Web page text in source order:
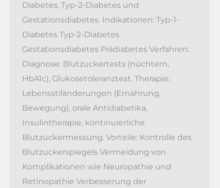
Diabetes, Typ-2-Diabetes und
Gestationsdiabetes. Indikationen: Typ-1-
Diabetes Typ-2-Diabetes
Gestationsdiabetes Prädiabetes Verfahren:
Diagnose: Blutzuckertests (nüchtern,
HbA1c), Glukosetoleranztest. Therapie:
Lebensstiländerungen (Ernährung,
Bewegung), orale Antidiabetika,
Insulintherapie, kontinuierliche
Blutzuckermessung. Vorteile: Kontrolle des
Blutzuckerspiegels Vermeidung von
Komplikationen wie Neuropathie und
Retinopathie Verbesserung der